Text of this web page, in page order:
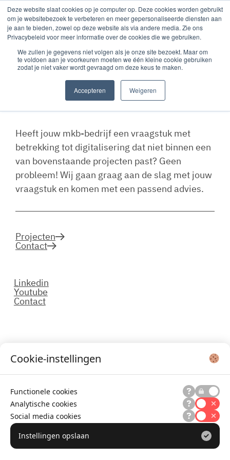
Deze website slaat cookies op je computer op. Deze cookies worden gebruikt
om je websitebezoek te verbeteren en meer gepersonaliseerde diensten aan
je aan te bieden, zowel op deze website als via andere media. Zie ons
Privacybeleid voor meer informatie over de cookies die we gebruiken.
We zullen je gegevens niet volgen als je onze site bezoekt. Maar om
te voldoen aan je voorkeuren moeten we één kleine cookie gebruiken
zodat je niet vaker wordt gevraagd om deze keus te maken.
Accepteren Weigeren
Overig
Heeft jouw mkb-bedrijf een vraagstuk met
betrekking tot digitalisering dat niet binnen een
van bovenstaande projecten past? Geen
probleem! Wij gaan graag aan de slag met jouw
Heeft jouw mkb-bedrijf een vraagstuk met
betrekking tot digitalisering dat niet binnen een
van bovenstaande projecten past? Geen
probleem! Wij gaan graag aan de slag met jouw
vraagstuk en komen met een passend advies.
Projecten
Contact
Linkedin
Youtube
Contact
Cookie-instellingen
Functionele cookies
Analytische cookies
Social media cookies
Instellingen opslaan